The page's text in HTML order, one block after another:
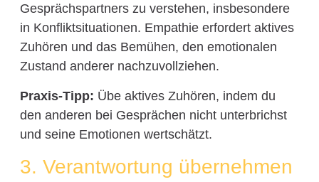
Gesprächspartners zu verstehen, insbesondere
in Konfliktsituationen. Empathie erfordert aktives
Zuhören und das Bemühen, den emotionalen
Zustand anderer nachzuvollziehen.
Praxis-Tipp: Übe aktives Zuhören, indem du
den anderen bei Gesprächen nicht unterbrichst
und seine Emotionen wertschätzt.
3. Verantwortung übernehmen